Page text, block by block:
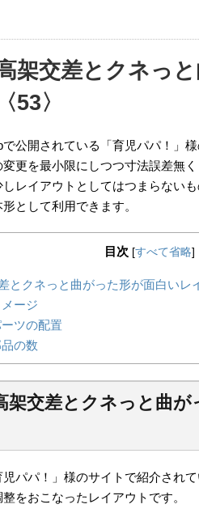
架交差とクネっ
53〉
公開されている「育児パパ！」様
更を最小限にしつつ寸法誤差無
レイアウトとしてはつまらないも
として利用できます。
目次 [すべて省略]
とクネっと曲がった形が面白いレ
ージ
ツの配置
の数
架交差とクネっと曲
パパ！」様のサイトで紹介され
をおこなったレイアウトです。